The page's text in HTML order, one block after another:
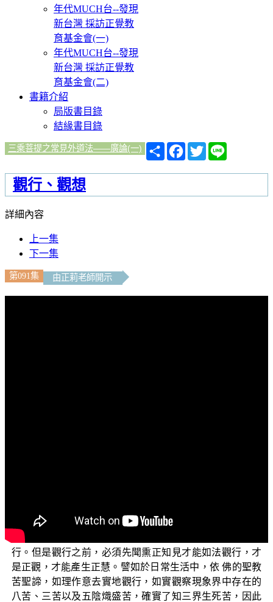
年代MUCH台--發現
新台灣 採訪正覺教
育基金會(一)
年代MUCH台--發現
新台灣 採訪正覺教
育基金會(二)
書籍介紹
局版書目錄
結緣書目錄
三乘菩提之常見外道法——廣論(一)
分
享
Facebook
Twitter
觀行、觀想
詳細內容
上一集
下一集
第091集 由正莉老師開示
行，就是在現象界中，將所聞熏的正知見實地去作觀察，
經過實地觀察之後，確認了，因此而產生智慧，就叫作觀
行。但是觀行之前，必須先聞熏正知見才能如法觀行，才
是正觀，才能產生正慧。譬如於日常生活中，依 佛的聖教
苦聖諦，如理作意去實地觀行，如實觀察現象界中存在的
八苦、三苦以及五陰熾盛苦，確實了知三界生死苦，因此